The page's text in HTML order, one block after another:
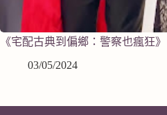
《宅配古典到偏鄉：警察也瘋狂》
03/05/2024